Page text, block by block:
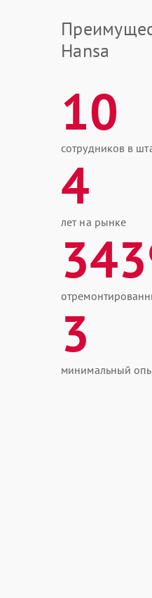
Hansa
10
сотрудников в
4
лет на рынке
3
минимальный